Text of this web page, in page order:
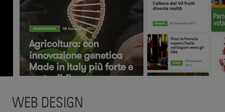
WEB DESIGN